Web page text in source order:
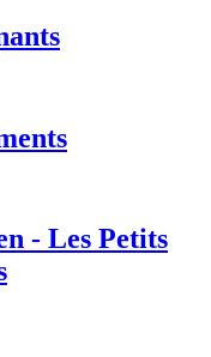
- Les Petits